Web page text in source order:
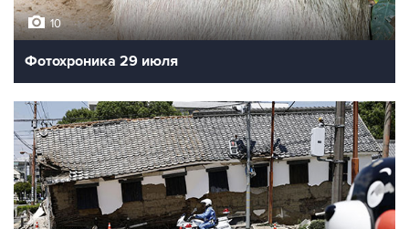
10
Фотохроника 29 июля